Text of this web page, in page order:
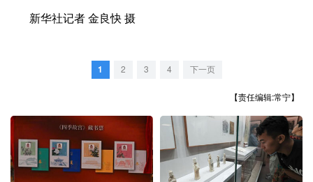
辽宁 吉林
河南 湖北
重庆
云南 西藏
陕西 甘肃 青海 宁夏
新华社记者 金良快 摄
1 2 3 4 下一页
【责任编辑:常宁】